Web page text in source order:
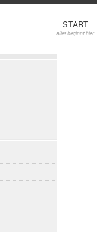
START
alles beginnt hier